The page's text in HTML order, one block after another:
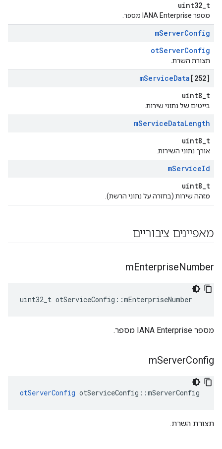
uint32_t
מספר IANA Enterprise מספר.
mServerConfig
otServerConfig
תצורת השרת.
mServiceData [252]
uint8_t
בייטים של נתוני שירות.
mServiceDataLength
uint8_t
אורך נתוני השירות.
mServiceId
uint8_t
מזהה שירות (בחזרה על נתוני הרשת).
מאפיינים ציבוריים
mEnterpriseNumber
uint32_t otServiceConfig ::mEnterpriseNumber
מספר IANA Enterprise מספר.
mServerConfig
otServerConfig otServiceConfig ::mServerConfig
תצורת השרת.